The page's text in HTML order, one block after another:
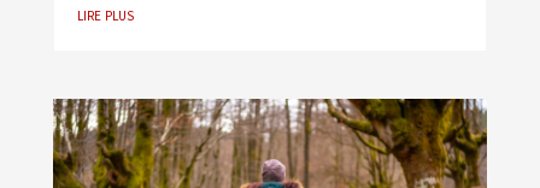
lire plus